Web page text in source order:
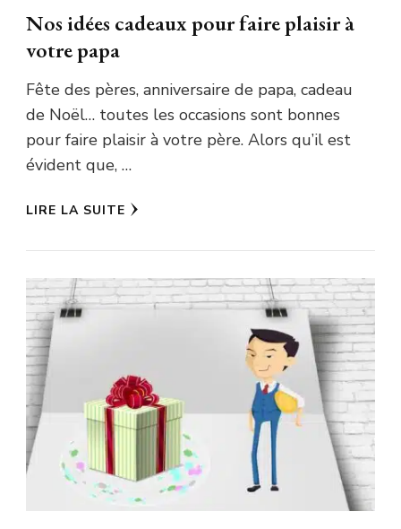
Nos idées cadeaux pour faire plaisir à
votre papa
Fête des pères, anniversaire de papa, cadeau
de Noël… toutes les occasions sont bonnes
pour faire plaisir à votre père. Alors qu’il est
évident que, …
LIRE LA SUITE